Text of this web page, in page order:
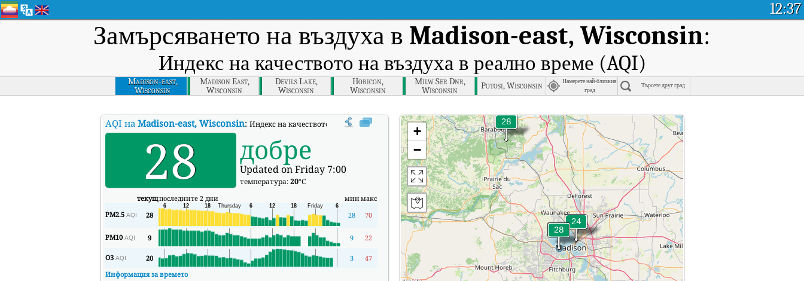
12:37
Замърсяването на въздуха в Madison-east, Wisconsin:
Индекс на качеството на въздуха в реално време (AQI)
Madison-east,
Wisconsin
Madison East,
Wisconsin
Devils Lake,
Wisconsin
Horicon,
Wisconsin
Milw Ser Dnr,
Wisconsin
Potosi, Wisconsin
Намерете най-близкия
град
Търсете друг град
AQI на Madison-east, Wisconsin: Индекс на качеството на въздуха в реално време (AQI) на Madison-east, Wisconsin.
28 добре
Updated on Friday 7:00
температура:20°C
текущпоследните 2 дни минмакс
PM2.5 AQI 28 28 70
PM10 AQI 9 9 22
O3 AQI 20 3
47
Информация за времето
+
−